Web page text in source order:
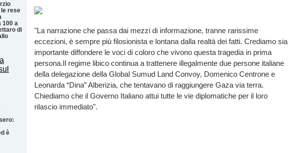
rese
100 a
di
è
"La narrazione che passa dai mezzi di informazione, tranne rarissime
eccezioni, è sempre più filosionista e lontana dalla realtà dei fatti. Crediamo sia
importante diffondere le voci di coloro che vivono questa tragedia in prima
persona.Il regime libico continua a trattenere illegalmente due persone italiane
della delegazione della Global Sumud Land Convoy, Domenico Centrone e
Leonarda “Dina” Alberizia, che tentavano di raggiungere Gaza via terra.
Chiediamo che il Governo Italiano attui tutte le vie diplomatiche per il loro
rilascio immediato".